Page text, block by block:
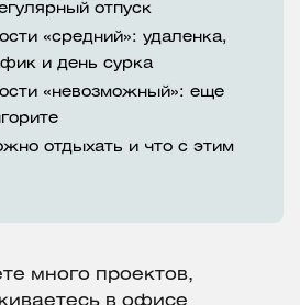
отпуск
«средний»: удаленка,
и день сурка
«невозможный»: еще
отдыхать и что с этим
много проектов,
в офисе